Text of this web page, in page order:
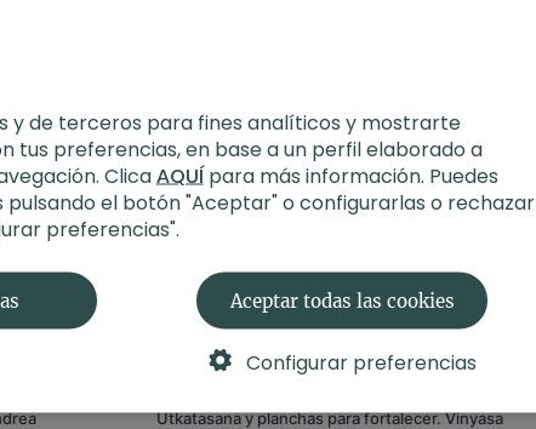
Utkatasana y planchas para fortalecer. Vinyasa
y de terceros para fines analíticos y mostrarte
tus preferencias, en base a un perfil elaborado a
ClicaAQUÍpara más información. Puedes
el botón "Aceptar" o configurarlas o rechazar
preferencias".
Aceptar todas las cookies
Configurar preferencias